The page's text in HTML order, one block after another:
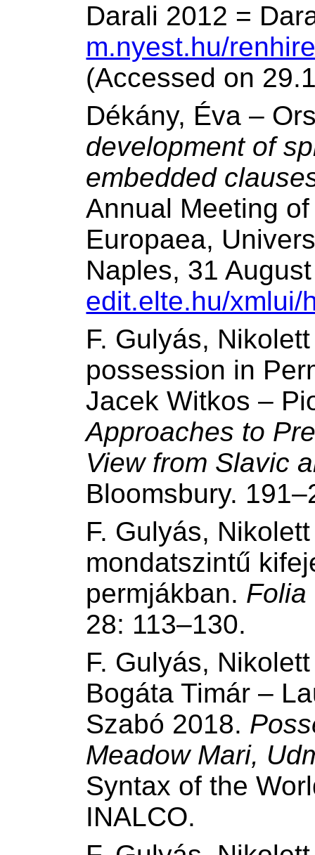
Darali 2012 =
m.nyest.hu/
(Accessed on
Dékány, Éva –
development of
embedded
Annual Meeting
Europaea,
Naples, 31
edit.elte.hu/xmlui/
F. Gulyás,
possession in
Jacek Witkos –
Approaches to
View from Slavic
Bloomsbury.
F. Gulyás,
mondatszintű
permjákban. Folia
28: 113–130.
F. Gulyás,
Bogáta Timár –
Szabó 2018.
Meadow Mari,
Syntax of the
INALCO.